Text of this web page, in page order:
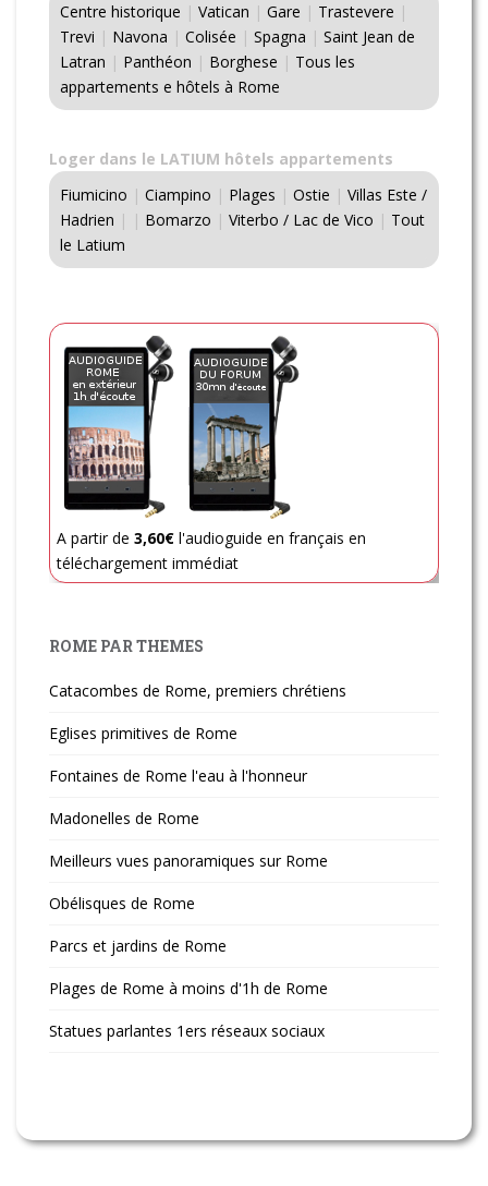
Centre historique | Vatican | Gare | Trastevere |
Trevi | Navona | Colisée | Spagna | Saint Jean de
Latran | Panthéon | Borghese | Tous les
appartements e hôtels à Rome
Loger dans le LATIUM hôtels appartements
Fiumicino | Ciampino | Plages | Ostie | Villas Este /
Hadrien | | Bomarzo | Viterbo / Lac de Vico | Tout
le Latium
A partir de 3,60€ l'audioguide en français en
téléchargement immédiat
ROME PAR THEMES
Catacombes de Rome, premiers chrétiens
Eglises primitives de Rome
Fontaines de Rome l'eau à l'honneur
Madonelles de Rome
Meilleurs vues panoramiques sur Rome
Obélisques de Rome
Parcs et jardins de Rome
Plages de Rome à moins d'1h de Rome
Statues parlantes 1ers réseaux sociaux